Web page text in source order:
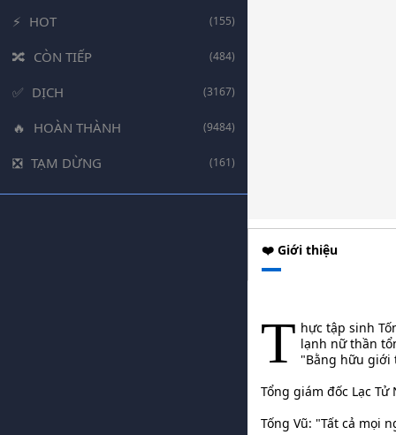
HOT (155)
CÒN TIẾP (484)
DỊCH (3167)
HOÀN THÀNH (9484)
TẠM DỪNG (161)
❤️ Giới thiệu
T hực tập sinh
lạnh nữ thần
"Bằng hữu giới
Tổng giám đốc Lạc Tử
Tống Vũ: "Tất cả mọi